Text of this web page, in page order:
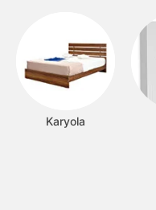
Karyola